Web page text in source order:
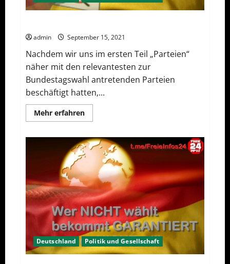
admin September 15, 2021
Nachdem wir uns im ersten Teil „Parteien“
näher mit den relevantesten zur
Bundestagswahl antretenden Parteien
beschäftigt hatten,...
Mehr erfahrenMehr
Informationen
Qual
mit
der
(Möglichkeiten)
Deutschland Politik und Gesellschaft